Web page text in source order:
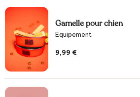
Gamelle pour chien
Equipement
9,99 €